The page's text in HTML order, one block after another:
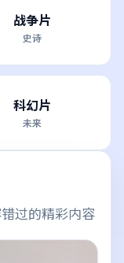
战争片
史诗
科幻片
未来
过的精彩内容